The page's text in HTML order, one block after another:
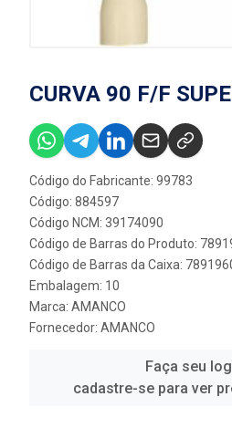
CURVA 90 F/F
Código do Fabricante: 99783
Código: 884597
Código NCM: 39174090
Código de Barras do Produto:
Código de Barras da Caixa:
Embalagem: 10
Marca: AMANCO
Fornecedor: AMANCO
Faça seu
cadastre-se para ver